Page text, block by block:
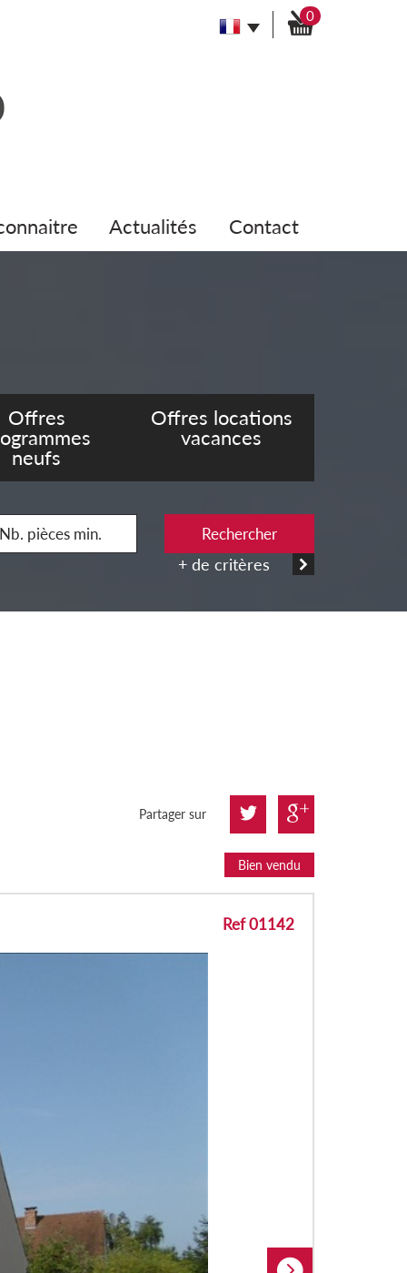
0
actualités contact
Offres
neufs
Offres locations
vacances
Rechercher
+ de critères
Partager sur
Bien vendu
Ref 01142